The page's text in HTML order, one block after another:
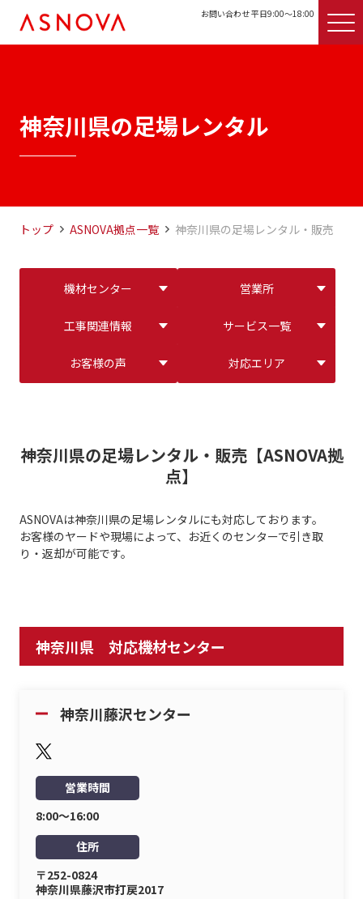
お問い合わせ 平日9:00〜18:00
神奈川県の足場レンタル
トップ ASNOVA拠点一覧 神奈川県の足場レンタル・販売
機材センター 営業所
工事関連情報 サービス一覧
お客様の声 対応エリア
神奈川県の足場レンタル・販売【ASNOVA拠
点】
ASNOVAは神奈川県の足場レンタルにも対応しております。
お客様のヤードや現場によって、お近くのセンターで引き取
り・返却が可能です。
神奈川県 対応機材センター
神奈川藤沢センター
営業時間
8:00〜16:00
住所
〒252-0824
神奈川県藤沢市打戻2017